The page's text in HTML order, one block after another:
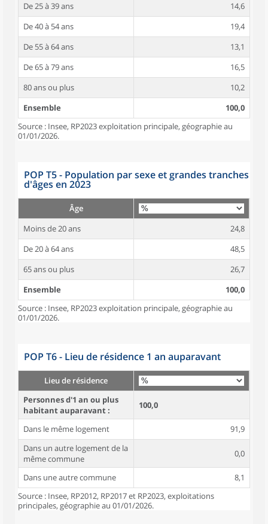
De 25 à 39 ans
14,6
De 40 à 54 ans
19,4
De 55 à 64 ans
13,1
De 65 à 79 ans
16,5
80 ans ou plus
10,2
Ensemble
100,0
Source : Insee, RP2023 exploitation principale, géographie au
01/01/2026.
POP T5 - Population par sexe et grandes tranches
d'âges en 2023
Âge
Moins de 20 ans
24,8
De 20 à 64 ans
48,5
65 ans ou plus
26,7
Ensemble
100,0
Source : Insee, RP2023 exploitation principale, géographie au
01/01/2026.
POP T6 - Lieu de résidence 1 an auparavant
Lieu de résidence
Personnes d'1 an ou plus
habitant auparavant :
100,0
Dans le même logement
91,9
Dans un autre logement de la
même commune
0,0
Dans une autre commune
8,1
Source : Insee, RP2012, RP2017 et RP2023, exploitations
principales, géographie au 01/01/2026.